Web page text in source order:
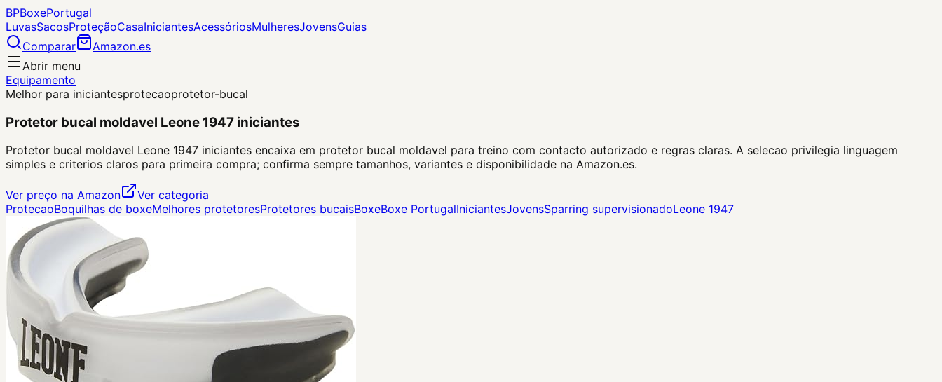
BPBoxePortugal
LuvasSacosProteçãoCasaIniciantesAcessóriosMulheresJovensGuias
Comparar
Amazon.es
Abrir menu
Equipamento
Melhor para iniciantesprotecaoprotetor-bucal
Protetor bucal moldavel Leone 1947 iniciantes
Protetor bucal moldavel Leone 1947 iniciantes encaixa em protetor bucal moldavel para treino com contacto autorizado e regras claras. A selecao privilegia linguagem
simples e criterios claros para primeira compra; confirma sempre tamanhos, variantes e disponibilidade na Amazon.es.
Ver preço na Amazon
Ver categoria
ProtecaoBoquilhas de boxeMelhores protetoresProtetores bucaisBoxeBoxe PortugalIniciantesJovensSparring supervisionadoLeone 1947